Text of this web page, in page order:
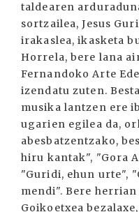
taldearen
sortzailea, Jesus
irakaslea, ikasketa
Horrela, bere lana
Fernandoko Arte
izendatu zuten.
musika lantzen ere
ugarien egilea da,
abesbatzentzako,
hiru kantak", "Gora
"Guridi, ehun urte",
mendi". Bere
Goikoetxea